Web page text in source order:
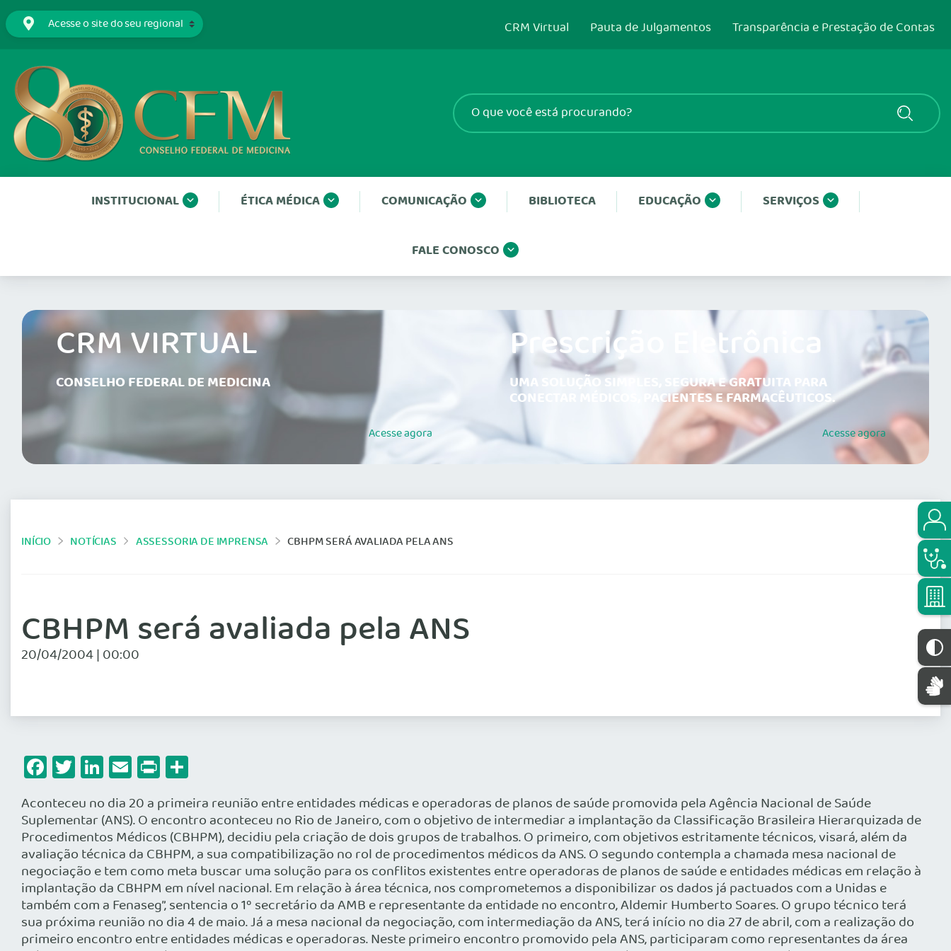
CRM Virtual Pauta de Julgamentos Transparência e Prestação de Contas
INSTITUCIONAL ÉTICA MÉDICA COMUNICAÇÃO BIBLIOTECA EDUCAÇÃO SERVIÇOS
FALE CONOSCO
CRM VIRTUAL
CONSELHO FEDERAL DE MEDICINA
Acesseagora
Prescrição Eletrônica
UMA SOLUÇÃO SIMPLES, SEGURA E GRATUITA PARA
CONECTAR MÉDICOS, PACIENTES E FARMACÊUTICOS.
Acesseagora
INÍCIO NOTÍCIAS ASSESSORIA DE IMPRENSA CBHPM SERÁ AVALIADA PELA ANS
CBHPM será avaliada pela ANS
20/04/2004 | 00:00
Facebook
Twitter
LinkedIn
Email
Print
Aconteceu no dia 20 a primeira reunião entre entidades médicas e operadoras de planos de saúde promovida pela Agência Nacional de Saúde
Suplementar (ANS). O encontro aconteceu no Rio de Janeiro, com o objetivo de intermediar a implantação da Classificação Brasileira Hierarquizada de
Procedimentos Médicos (CBHPM), decidiu pela criação de dois grupos de trabalhos. O primeiro, com objetivos estritamente técnicos, visará, além da
avaliação técnica da CBHPM, a sua compatibilização no rol de procedimentos médicos da ANS. O segundo contempla a chamada mesa nacional de
negociação e tem como meta buscar uma solução para os conflitos existentes entre operadoras de planos de saúde e entidades médicas em relação à
implantação da CBHPM em nível nacional. Em relação à área técnica, nos comprometemos a disponibilizar os dados já pactuados com a Unidas e
também com a Fenaseg”, sentencia o 1º secretário da AMB e representante da entidade no encontro, Aldemir Humberto Soares. O grupo técnico terá
sua próxima reunião no dia 4 de maio. Já a mesa nacional da negociação, com intermediação da ANS, terá início no dia 27 de abril, com a realização do
primeiro encontro entre entidades médicas e operadoras. Neste primeiro encontro promovido pela ANS, participaram como representantes da área